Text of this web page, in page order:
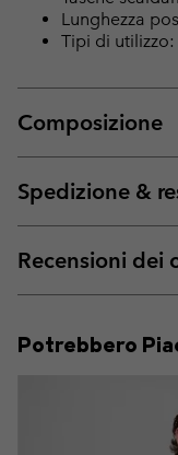
Lunghezza
Tipi di
Composizione
Spedizione &
Recensioni dei
Potrebbero